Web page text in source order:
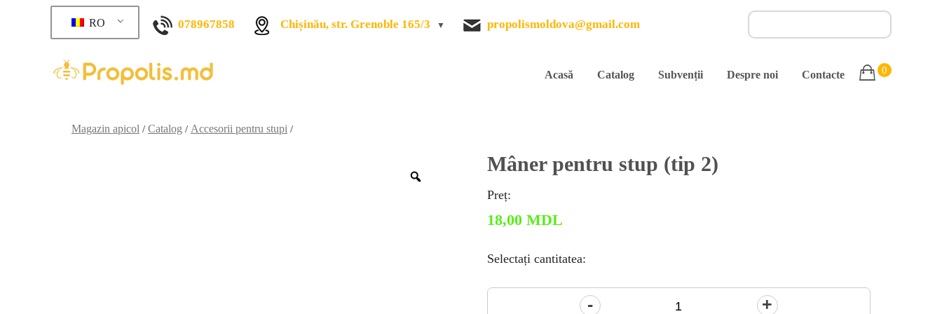
RO 078967858 Chișinău, str. Grenoble 165/3 propolismoldova@gmail.com
Acasă Catalog Subvenții Despre noi Contacte 0
Magazin apicol / Catalog / Accesorii pentru stupi /
Mâner pentru stup (tip 2)
Preț:
18,00 MDL
Selectați cantitatea: